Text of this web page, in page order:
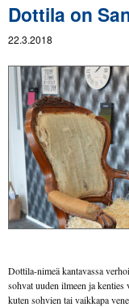
Dottila on
22.3.2018
Dottila-nimeä kantavassa
sohvat uuden ilmeen ja
kuten sohvien tai vaikkapa